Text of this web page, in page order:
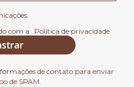
com a
Política de privacidade
de contato para enviar
de SPAM.